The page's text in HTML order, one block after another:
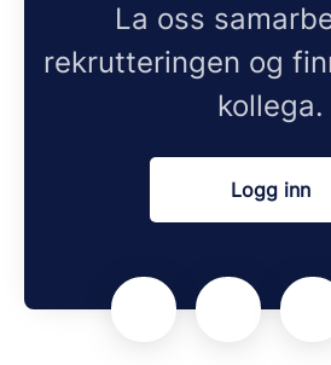
La oss
rekrutteringen og
kollega.
Logg inn